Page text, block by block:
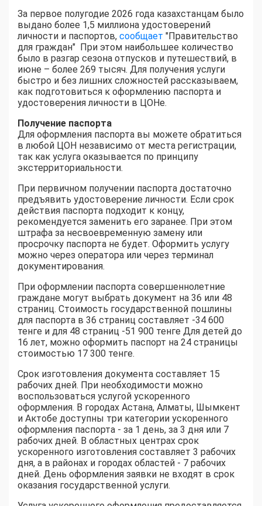
За первое полугодие 2026 года казахстанцам было
выдано более 1,5 миллиона удостоверений
личности и паспортов, сообщает "Правительство
для граждан" При этом наибольшее количество
было в разгар сезона отпусков и путешествий, в
июне – более 269 тысяч. Для получения услуги
быстро и без лишних сложностей рассказываем,
как подготовиться к оформлению паспорта и
удостоверения личности в ЦОНе.
Получение паспорта
Для оформления паспорта вы можете обратиться
в любой ЦОН независимо от места регистрации,
так как услуга оказывается по принципу
экстерриториальности.
При первичном получении паспорта достаточно
предъявить удостоверение личности. Если срок
действия паспорта подходит к концу,
рекомендуется заменить его заранее. При этом
штрафа за несвоевременную замену или
просрочку паспорта не будет. Оформить услугу
можно через оператора или через терминал
документирования.
При оформлении паспорта совершеннолетние
граждане могут выбрать документ на 36 или 48
страниц. Стоимость государственной пошлины
для паспорта в 36 страниц составляет -34 600
тенге и для 48 страниц -51 900 тенге Для детей до
16 лет, можно оформить паспорт на 24 страницы
стоимостью 17 300 тенге.
Срок изготовления документа составляет 15
рабочих дней. При необходимости можно
воспользоваться услугой ускоренного
оформления. В городах Астана, Алматы, Шымкент
и Актобе доступны три категории ускоренного
оформления паспорта - за 1 день, за 3 дня или 7
рабочих дней. В областных центрах срок
ускоренного изготовления составляет 3 рабочих
дня, а в районах и городах областей - 7 рабочих
дней. День оформления заявки не входят в срок
оказания государственной услуги.